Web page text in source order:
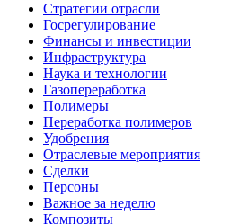
Стратегии отрасли
Госрегулирование
Финансы и инвестиции
Инфраструктура
Наука и технологии
Газопереработка
Полимеры
Переработка полимеров
Удобрения
Отраслевые мероприятия
Сделки
Персоны
Важное за неделю
Композиты